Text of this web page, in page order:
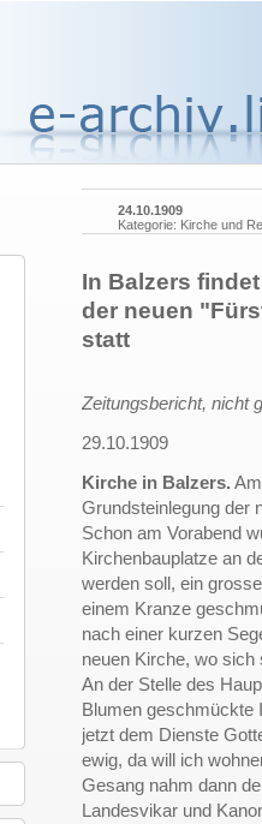
24.10.1909
Kategorie: Kirche und
In Balzers
der neuen
statt
Zeitungsbericht, nicht
29.10.1909
Kirche in Balzers.
Grundsteinlegung der
Schon am Vorabend
Kirchenbauplatze an
werden soll, ein
einem Kranze
nach einer kurzen
neuen Kirche, wo
An der Stelle des
Blumen geschmückte
jetzt dem Dienste
ewig, da will ich
Gesang nahm dann
Landesvikar und